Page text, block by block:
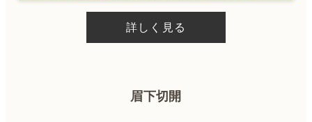
詳しく見る
眉下切開